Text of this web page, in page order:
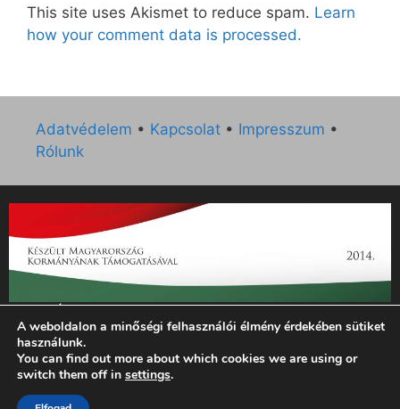
This site uses Akismet to reduce spam. Learn
how your comment data is processed.
Adatvédelem • Kapcsolat • Impresszum •
Rólunk
„Az Új Ember katolikus hetilap 2014. évi működésének
támogatását az EGYH-KCP-14-P-0121 sz. támogatási
szerződés keretében 3 000 000 Ft összegben támogatta az
Emberi Erőforrások Minisztériuma.”
A weboldalon a minőségi felhasználói élmény érdekében sütiket
használunk.
You can find out more about which cookies we are using or
switch them off in settings.